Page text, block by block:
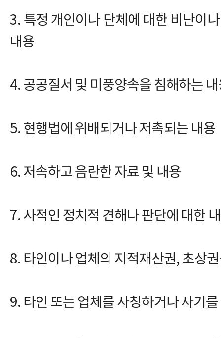
3. 특정 개인이나 단체에 대한 비난이
내용
4. 공공질서 및 미풍양속을 침해하는
5. 현행법에 위배되거나 저촉되는 내용
6. 저속하고 음란한 자료 및 내용
7. 사적인 정치적 견해나 판단에 대한
8. 타인이나 업체의 지적재산권, 초상
9. 타인 또는 업체를 사칭하거나 사기